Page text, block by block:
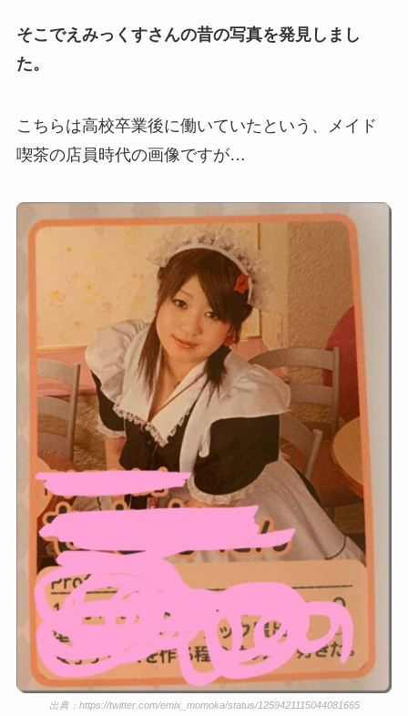
そこでえみっくすさんの昔の写真を発見しまし
た。
こちらは高校卒業後に働いていたという、メイド
喫茶の店員時代の画像ですが…
出典：https://twitter.com/emix_momoka/status/1259421115044081665